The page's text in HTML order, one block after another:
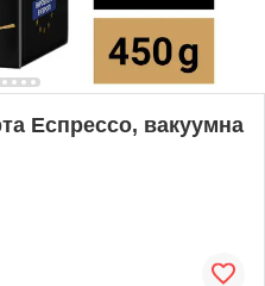
Еспрессо, вакуумна